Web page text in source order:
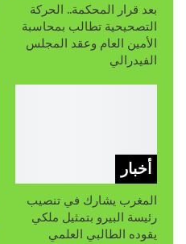
بعد قرار المحكمة.. الحركة
التصحيحية تطالب بمحاسبة
الأمين العام وعقد المجلس
الفيدرالي
أخبار
المغرب يشارك في تنصيب
رئيسة البيرو بتمثيل ملكي
يقوده الطالبي العلمي